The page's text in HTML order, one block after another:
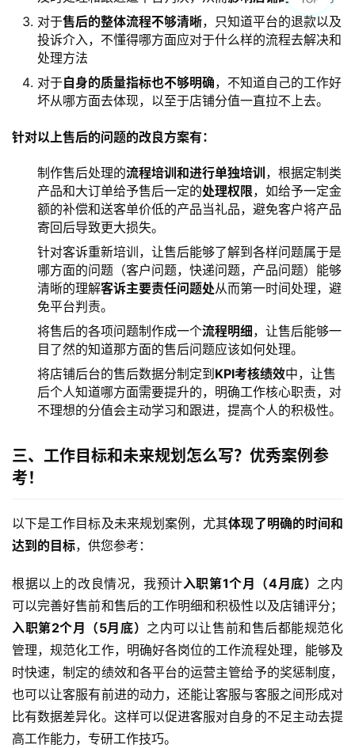
对于售后的整体流程不够清晰，只知道平台的退款以及
投诉介入，不懂得哪方面应对于什么样的流程去解决和
处理方法
对于自身的质量指标也不够明确，不知道自己的工作好
坏从哪方面去体现，以至于店铺分值一直拉不上去。
针对以上售后的问题的改良方案有：
制作售后处理的流程培训和进行单独培训 ，根据定制类
产品和大订单给予售后一定的处理权限，如给予一定金
额的补偿和送客单价低的产品当礼品，避免客户将产品
寄回后导致更大损失。
针对客诉重新培训，让售后能够了解到各样问题属于是
哪方面的问题（客户问题，快递问题，产品问题）能够
清晰的理解客诉主要责任问题处从而第一时间处理，避
免平台判责。
将售后的各项问题制作成一个流程明细 ，让售后能够一
目了然的知道那方面的售后问题应该如何处理。
将店铺后台的售后数据分制定到 KPI考核绩效中，让售
后个人知道哪方面需要提升的，明确工作核心职责，对
不理想的分值会主动学习和跟进，提高个人的积极性。
三、工作目标和未来规划怎么写？优秀案例参
考！
以下是工作目标及未来规划案例，尤其体现了明确的时间和
达到的目标，供您参考：
根据以上的改良情况，我预计入职第1个月（4月底） 之内
可以完善好售前和售后的工作明细和积极性以及店铺评分；
入职第2个月（5月底） 之内可以让售前和售后都能规范化
管理，规范化工作，明确好各岗位的工作流程处理，能够及
时快速，制定的绩效和各平台的运营主管给予的奖惩制度，
也可以让客服有前进的动力，还能让客服与客服之间形成对
比有数据差异化。这样可以促进客服对自身的不足主动去提
高工作能力，专研工作技巧。